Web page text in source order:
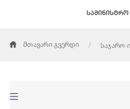
სამინისტრო
მთავარი გვერდი საჯარო